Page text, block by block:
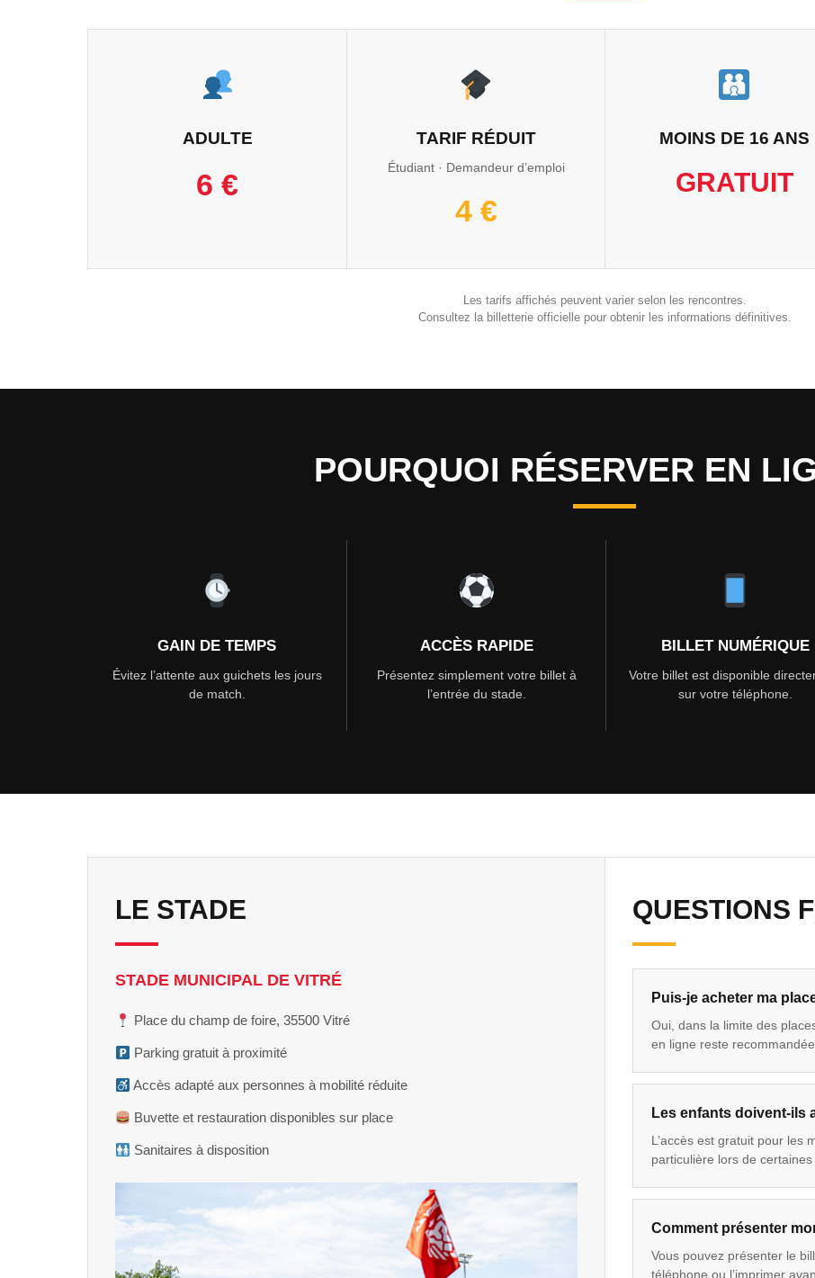
ADULTE
6 €
TARIF RÉDUIT
Étudiant · Demandeur d’emploi
4 €
MOINS DE 16 ANS
GRATUIT
Les tarifs affichés peuvent varier selon les rencontres.
Consultez la billetterie officielle pour obtenir les informations définitives.
POURQUOI RÉSERVER EN
GAIN DE TEMPS
Évitez l’attente aux guichets les jours
de match.
ACCÈS RAPIDE
Présentez simplement votre billet à
l’entrée du stade.
BILLET NUMÉRIQUE
Votre billet est disponible
sur votre téléphone.
LE STADE
STADE MUNICIPAL DE VITRÉ
Place du champ de foire, 35500 Vitré
Parking gratuit à proximité
Accès adapté aux personnes à mobilité réduite
Buvette et restauration disponibles sur place
Sanitaires à disposition
QUESTIONS
Puis-je acheter ma
Oui, dans la limite des
en ligne reste
Les enfants doivent-ils
L’accès est gratuit pour les
particulière lors de certaines
Comment présenter
Vous pouvez présenter le
téléphone ou l’imprimer